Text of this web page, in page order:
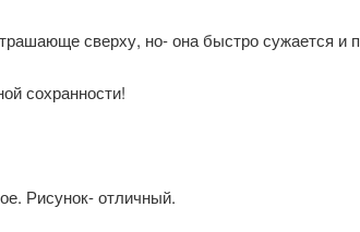
сверху, но- она быстро сужается и
сохранности!
Рисунок- отличный.